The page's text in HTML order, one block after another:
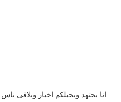
انا بجتهد وبجبلكم اخبار وبلاقى